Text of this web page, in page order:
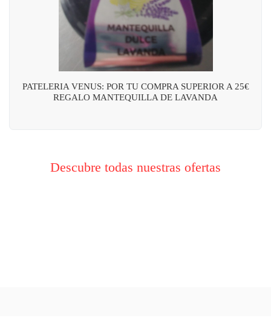
PATELERIA VENUS: POR TU COMPRA SUPERIOR A 25€
REGALO MANTEQUILLA DE LAVANDA
Descubre todas nuestras ofertas